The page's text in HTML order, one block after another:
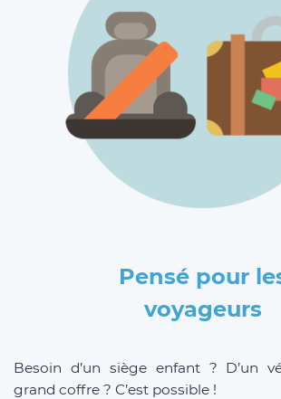
Pensé pour
voyageurs
Besoin d’un siège enfant ? D’un
grand coffre ? C’est possible !